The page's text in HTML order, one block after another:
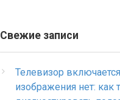
Свежие записи
Телевизор
изображения нет: как